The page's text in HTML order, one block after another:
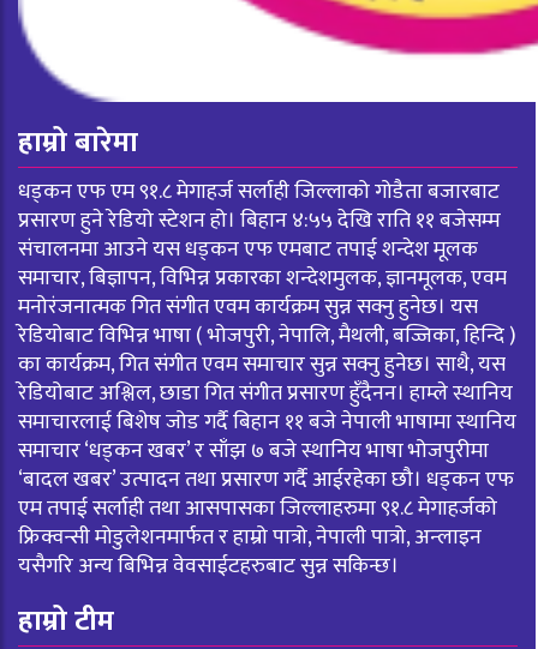
हाम्रो बारेमा
धड्कन एफ एम ९१.८ मेगाहर्ज सर्लाही जिल्लाको गोडैता बजारबाट
प्रसारण हुने रेडियो स्टेशन हो। बिहान ४:५५ देखि राति ११ बजेसम्म
संचालनमा आउने यस धड्कन एफ एमबाट तपाई शन्देश मूलक
समाचार, बिज्ञापन, विभिन्न प्रकारका शन्देशमुलक, ज्ञानमूलक, एवम
मनोरंजनात्मक गित संगीत एवम कार्यक्रम सुन्न सक्नु हुनेछ। यस
रेडियोबाट विभिन्न भाषा ( भोजपुरी, नेपालि, मैथली, बज्जिका, हिन्दि )
का कार्यक्रम, गित संगीत एवम समाचार सुन्न सक्नु हुनेछ। साथै, यस
रेडियोबाट अश्लिल, छाडा गित संगीत प्रसारण हुँदैनन। हाम्ले स्थानिय
समाचारलाई बिशेष जोड गर्दै बिहान ११ बजे नेपाली भाषामा स्थानिय
समाचार ‘धड्कन खबर’ र साँझ ७ बजे स्थानिय भाषा भोजपुरीमा
‘बादल खबर’ उत्पादन तथा प्रसारण गर्दै आईरहेका छौ। धड्कन एफ
एम तपाई सर्लाही तथा आसपासका जिल्लाहरुमा ९१.८ मेगाहर्जको
फ्रिक्वन्सी मोडुलेशनमार्फत र हाम्रो पात्रो, नेपाली पात्रो, अन्लाइन
यसैगरि अन्य बिभिन्न वेवसाईटहरुबाट सुन्न सकिन्छ।
हाम्रो टीम